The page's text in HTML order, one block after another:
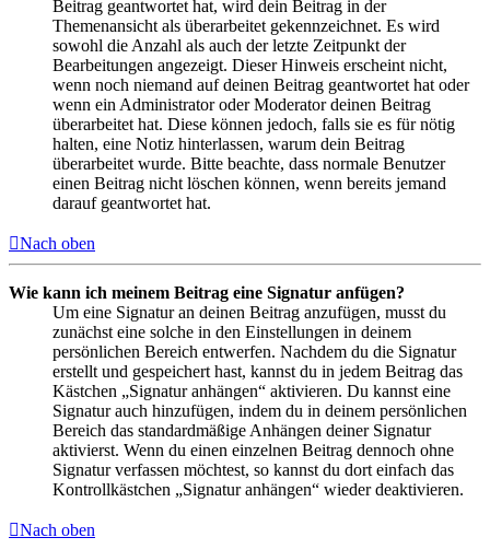
Beitrag geantwortet hat, wird dein Beitrag in der
Themenansicht als überarbeitet gekennzeichnet. Es wird
sowohl die Anzahl als auch der letzte Zeitpunkt der
Bearbeitungen angezeigt. Dieser Hinweis erscheint nicht,
wenn noch niemand auf deinen Beitrag geantwortet hat oder
wenn ein Administrator oder Moderator deinen Beitrag
überarbeitet hat. Diese können jedoch, falls sie es für nötig
halten, eine Notiz hinterlassen, warum dein Beitrag
überarbeitet wurde. Bitte beachte, dass normale Benutzer
einen Beitrag nicht löschen können, wenn bereits jemand
darauf geantwortet hat.
Nach oben
Wie kann ich meinem Beitrag eine Signatur anfügen?
Um eine Signatur an deinen Beitrag anzufügen, musst du
zunächst eine solche in den Einstellungen in deinem
persönlichen Bereich entwerfen. Nachdem du die Signatur
erstellt und gespeichert hast, kannst du in jedem Beitrag das
Kästchen „Signatur anhängen“ aktivieren. Du kannst eine
Signatur auch hinzufügen, indem du in deinem persönlichen
Bereich das standardmäßige Anhängen deiner Signatur
aktivierst. Wenn du einen einzelnen Beitrag dennoch ohne
Signatur verfassen möchtest, so kannst du dort einfach das
Kontrollkästchen „Signatur anhängen“ wieder deaktivieren.
Nach oben